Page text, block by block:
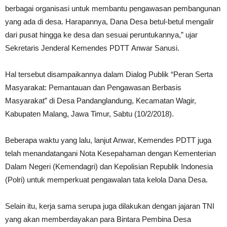
berbagai organisasi untuk membantu pengawasan pembangunan
yang ada di desa. Harapannya, Dana Desa betul-betul mengalir
dari pusat hingga ke desa dan sesuai peruntukannya,” ujar
Sekretaris Jenderal Kemendes PDTT Anwar Sanusi.
Hal tersebut disampaikannya dalam Dialog Publik “Peran Serta
Masyarakat: Pemantauan dan Pengawasan Berbasis
Masyarakat” di Desa Pandanglandung, Kecamatan Wagir,
Kabupaten Malang, Jawa Timur, Sabtu (10/2/2018).
Beberapa waktu yang lalu, lanjut Anwar, Kemendes PDTT juga
telah menandatangani Nota Kesepahaman dengan Kementerian
Dalam Negeri (Kemendagri) dan Kepolisian Republik Indonesia
(Polri) untuk memperkuat pengawalan tata kelola Dana Desa.
Selain itu, kerja sama serupa juga dilakukan dengan jajaran TNI
yang akan memberdayakan para Bintara Pembina Desa